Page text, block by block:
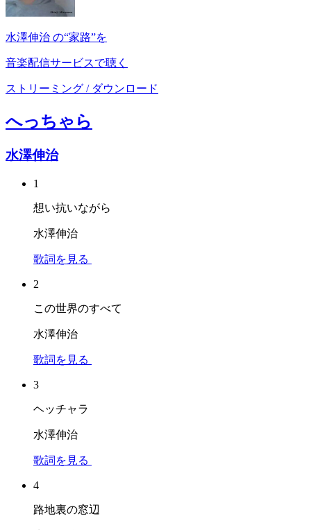
水澤伸治 の“家路”を
音楽配信サービスで聴く
ストリーミング / ダウンロード
へっちゃら
水澤伸治
1
想い抗いながら
水澤伸治
歌詞を見る
2
この世界のすべて
水澤伸治
歌詞を見る
3
ヘッチャラ
水澤伸治
歌詞を見る
4
路地裏の窓辺